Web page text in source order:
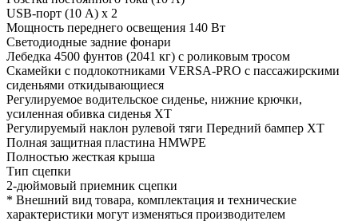
USB-порт (10 А) x 2
Мощность переднего освещения 140 Вт
Светодиодные задние фонари
Лебедка 4500 фунтов (2041 кг) с роликовым тросом
Скамейки с подлокотниками VERSA-PRO с пассажирскими
сиденьями откидывающиеся
Регулируемое водительское сиденье, нижние крючки,
усиленная обивка сиденья XT
Регулируемый наклон рулевой тяги Передний бампер XT
Полная защитная пластина HMWPE
Полностью жесткая крыша
Тип сцепки
2-дюймовый приемник сцепки
* Внешний вид товара, комплектация и технические
характеристики могут изменяться производителем